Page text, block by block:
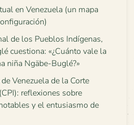
en Venezuela (un mapa
de los Pueblos Indígenas,
cuestiona: «¿Cuánto vale la
niña Ngäbe-Buglé?»
Venezuela de la Corte
reflexiones sobre
y el entusiasmo de